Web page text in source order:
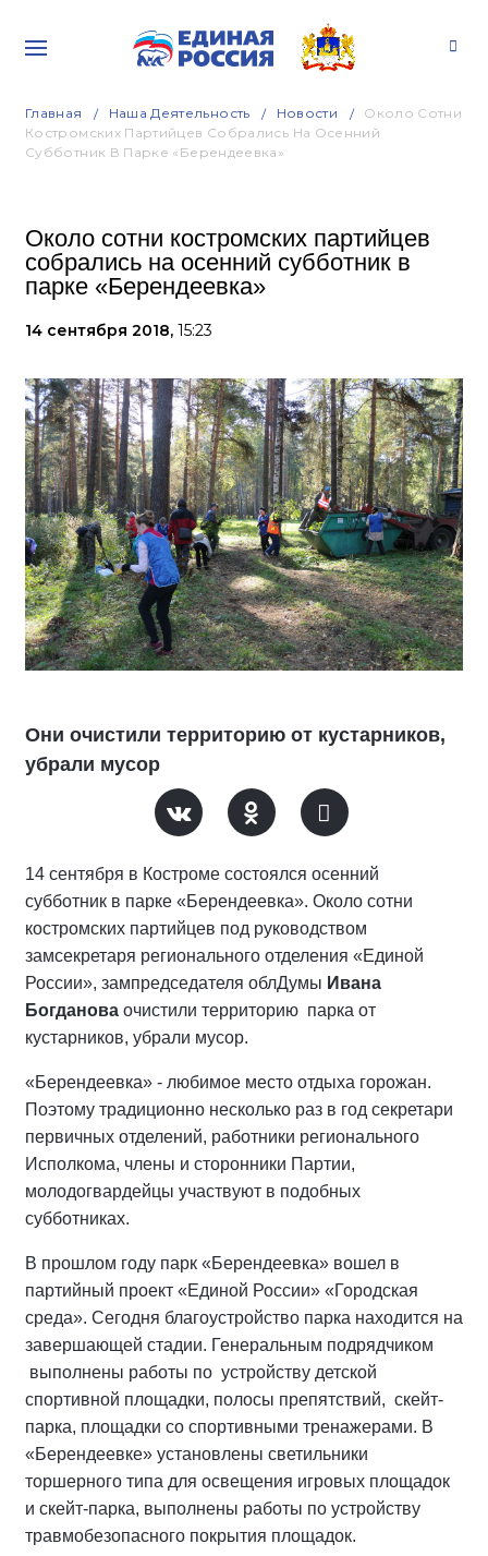
Главная Наша Деятельность Новости
Около Сотни
Костромских Партийцев Собрались На Осенний
Субботник В Парке «Берендеевка»
Около сотни костромских партийцев
собрались на осенний субботник в
парке «Берендеевка»
14 сентября 2018, 15:23
Они очистили территорию от кустарников,
убрали мусор
14 сентября в Костроме состоялся осенний
субботник в парке «Берендеевка». Около сотни
костромских партийцев под руководством
замсекретаря регионального отделения «Единой
России», зампредседателя облДумы Ивана
Богданова очистили территорию парка от
кустарников, убрали мусор.
«Берендеевка» - любимое место отдыха горожан.
Поэтому традиционно несколько раз в год секретари
первичных отделений, работники регионального
Исполкома, члены и сторонники Партии,
молодогвардейцы участвуют в подобных
субботниках.
В прошлом году парк «Берендеевка» вошел в
партийный проект «Единой России» «Городская
среда». Сегодня благоустройство парка находится на
завершающей стадии. Генеральным подрядчиком
выполнены работы по устройству детской
спортивной площадки, полосы препятствий, скейт-
парка, площадки со спортивными тренажерами. В
«Берендеевке» установлены светильники
торшерного типа для освещения игровых площадок
и скейт-парка, выполнены работы по устройству
травмобезопасного покрытия площадок.